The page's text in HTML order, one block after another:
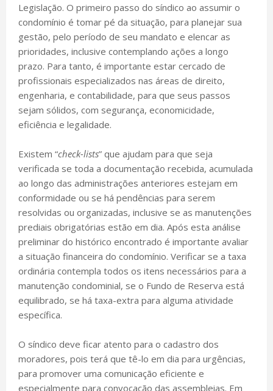
Legislação. O primeiro passo do síndico ao assumir o
condomínio é tomar pé da situação, para planejar sua
gestão, pelo período de seu mandato e elencar as
prioridades, inclusive contemplando ações a longo
prazo. Para tanto, é importante estar cercado de
profissionais especializados nas áreas de direito,
engenharia, e contabilidade, para que seus passos
sejam sólidos, com segurança, economicidade,
eficiência e legalidade.
Existem “check-lists” que ajudam para que seja
verificada se toda a documentação recebida, acumulada
ao longo das administrações anteriores estejam em
conformidade ou se há pendências para serem
resolvidas ou organizadas, inclusive se as manutenções
prediais obrigatórias estão em dia. Após esta análise
preliminar do histórico encontrado é importante avaliar
a situação financeira do condomínio. Verificar se a taxa
ordinária contempla todos os itens necessários para a
manutenção condominial, se o Fundo de Reserva está
equilibrado, se há taxa-extra para alguma atividade
específica.
O síndico deve ficar atento para o cadastro dos
moradores, pois terá que tê-lo em dia para urgências,
para promover uma comunicação eficiente e
especialmente para convocação das assembleias. Em